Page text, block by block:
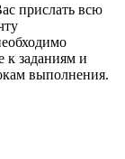
прислать всю
заданиям и
выполнения.